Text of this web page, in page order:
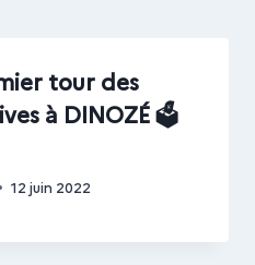
tour des
à DINOZÉ 🗳
12 juin 2022